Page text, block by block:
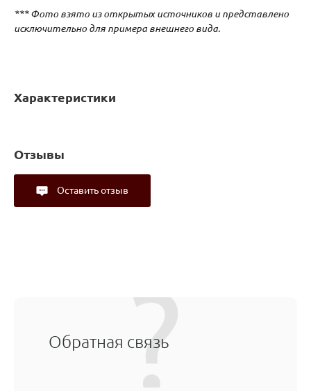
*** Фото взято из открытых источников и представлено
исключительно для примера внешнего вида.
Характеристики
Отзывы
Оставить отзыв
Обратная связь